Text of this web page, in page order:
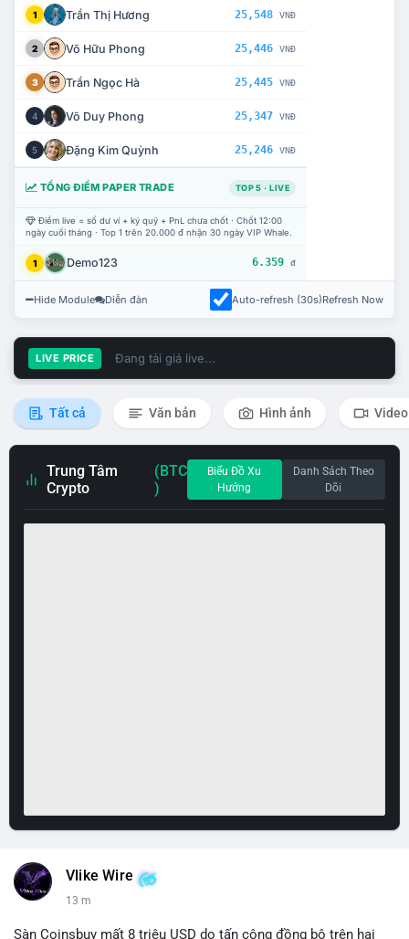
1 Trần Thị Hương 25,548 VNĐ
2 Võ Hữu Phong 25,446 VNĐ
3 Trần Ngọc Hà 25,445 VNĐ
4 Võ Duy Phong 25,347 VNĐ
5 Đặng Kim Quỳnh 25,246 VNĐ
TỔNG ĐIỂM PAPER TRADE TOP 5 · LIVE
Điểm live = số dư ví + ký quỹ + PnL chưa chốt · Chốt 12:00
ngày cuối tháng · Top 1 trên 20.000 đ nhận 30 ngày VIP Whale.
1 Demo123 6.359 đ
Hide Module Diễn đàn Auto-refresh (30s)Refresh Now
LIVE PRICE Đang tải giá live...
Tất cả Văn bản Hình ảnh Video
Trung Tâm
Crypto
(BTC
)
Biểu Đồ Xu
Hướng
Danh Sách Theo
Dõi
Vlike Wire
13 m
Sàn Coinsbuy mất 8 triệu USD do tấn công đồng bộ trên hai